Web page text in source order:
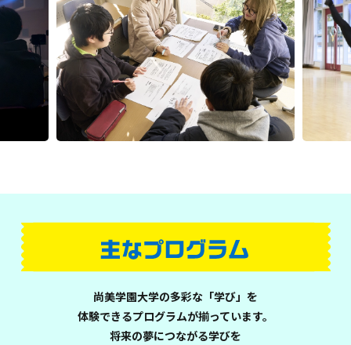
尚美学園大学の多彩な「学び」を
体験できるプログラムが揃っています。
将来の夢につながる学びを